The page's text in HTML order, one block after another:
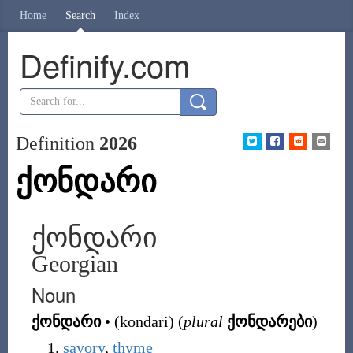
Home Search Index
Definify.com
Definition 2026
ქონდარი
ქონდარი
Georgian
Noun
ქონდარი • (kondari) (plural ქონდარები)
savory, thyme